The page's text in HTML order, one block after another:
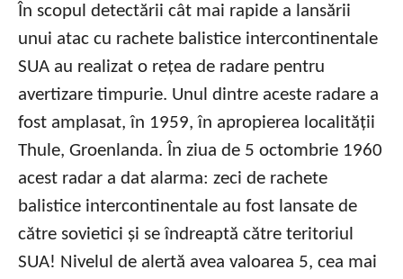
În scopul detectării cât mai rapide a lansării
unui atac cu rachete balistice intercontinentale
SUA au realizat o rețea de radare pentru
avertizare timpurie. Unul dintre aceste radare a
fost amplasat, în 1959, în apropierea localității
Thule, Groenlanda. În ziua de 5 octombrie 1960
acest radar a dat alarma: zeci de rachete
balistice intercontinentale au fost lansate de
către sovietici și se îndreaptă către teritoriul
SUA! Nivelul de alertă avea valoarea 5, cea mai